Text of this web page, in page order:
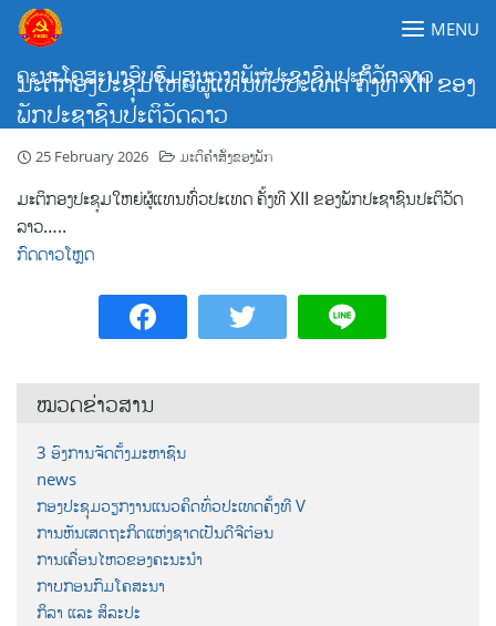
Skip
content
ຄະນະໂຄສະນາອົບຮົມສູນກາງພັກປະຊາຊົນປະຕິວັດລາວ
MENU
ມະຕິກອງປະຊຸມໃຫຍ່ຜູ້ແທນທົ່ວປະເທດ ຄັ້ງທີ XII ຂອງ
ພັກປະຊາຊົນປະຕິວັດລາວ
25 February 2026 ມະຕິຄຳສັ່ງຂອງພັກ
ມະຕິກອງປະຊຸມໃຫຍ່ຜູ້ແທນທົ່ວປະເທດ ຄັ້ງທີ XII ຂອງພັກປະຊາຊົນປະຕິວັດ
ລາວ…..
ກົດດາວໂຫຼດ
ໝວດຂ່າວສານ
3 ອົງການຈັດຕັ້ງມະຫາຊົນ
news
ກອງປະຊຸມວຽກງານແນວຄິດທົ່ວປະເທດຄັ້ງທີ V
ການຫັນເສດຖະກິດແຫ່ງຊາດເປັນດີຈີຕ໋ອນ
ການເຄື່ອນໄຫວຂອງຄະນະນຳ
ກາບກອນກົມໂຄສະນາ
ກິລາ ແລະ ສິລະປະ